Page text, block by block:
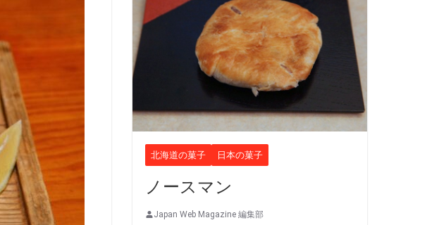
北海道の菓子 日本の菓子
ノースマン
Japan Web Magazine 編集部